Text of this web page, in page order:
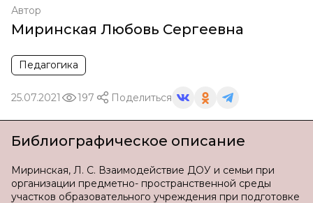
Автор
Миринская Любовь Сергеевна
Педагогика
25.07.2021 197 Поделиться
Библиографическое описание
Миринская, Л. С. Взаимодействие ДОУ и семьи при
организации предметно- пространственной среды
участков образовательного учреждения при подготовке